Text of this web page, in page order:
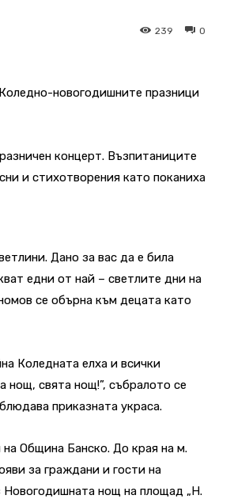
0
239
новогодишните празници
концерт. Възпитаниците
и стихотворения като поканиха
Дано за вас да е била
едни от най – светлите дни на
се обърна към децата като
Коледната елха и всички
нощ, свята нощ!”, събралото се
приказната украса.
Община Банско. До края на м.
за граждани и гости на
Новогодишната нощ на площад „Н.